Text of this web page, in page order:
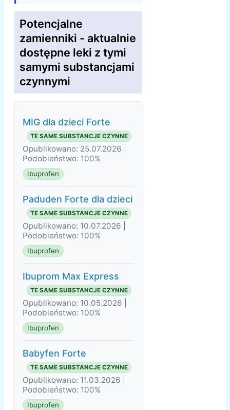
Potencjalne
zamienniki - aktualnie
dostępne leki z tymi
samymi substancjami
czynnymi
MIG dla dzieci Forte
TE SAME SUBSTANCJE CZYNNE
Opublikowano: 25.07.2026 |
Podobieństwo: 100%
Ibuprofen
Paduden Forte dla dzieci
TE SAME SUBSTANCJE CZYNNE
Opublikowano: 10.07.2026 |
Podobieństwo: 100%
Ibuprofen
Ibuprom Max Express
TE SAME SUBSTANCJE CZYNNE
Opublikowano: 10.05.2026 |
Podobieństwo: 100%
Ibuprofen
Babyfen Forte
TE SAME SUBSTANCJE CZYNNE
Opublikowano: 11.03.2026 |
Podobieństwo: 100%
Ibuprofen